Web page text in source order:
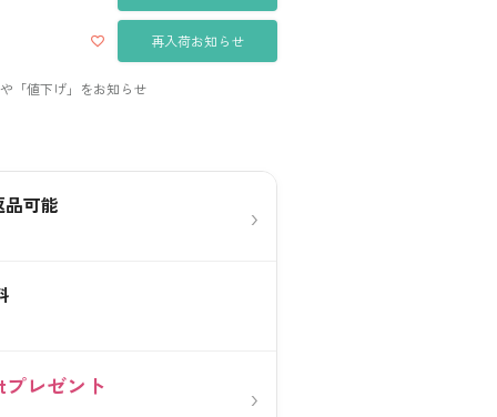
再入荷お知らせ
可能 ›
プレゼント ›